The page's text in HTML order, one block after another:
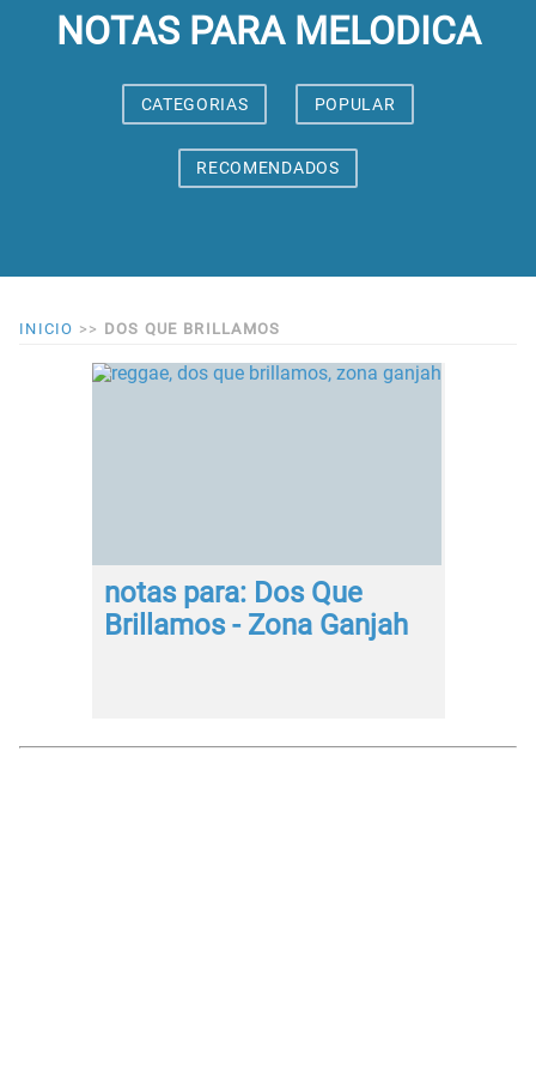
NOTAS PARA MELODICA
CATEGORIAS POPULAR
RECOMENDADOS
INICIO >> DOS QUE BRILLAMOS
notas para: Dos Que
Brillamos - Zona Ganjah